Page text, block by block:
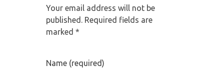
Your email address will not be
published. Required fields are
marked *
Name (required)